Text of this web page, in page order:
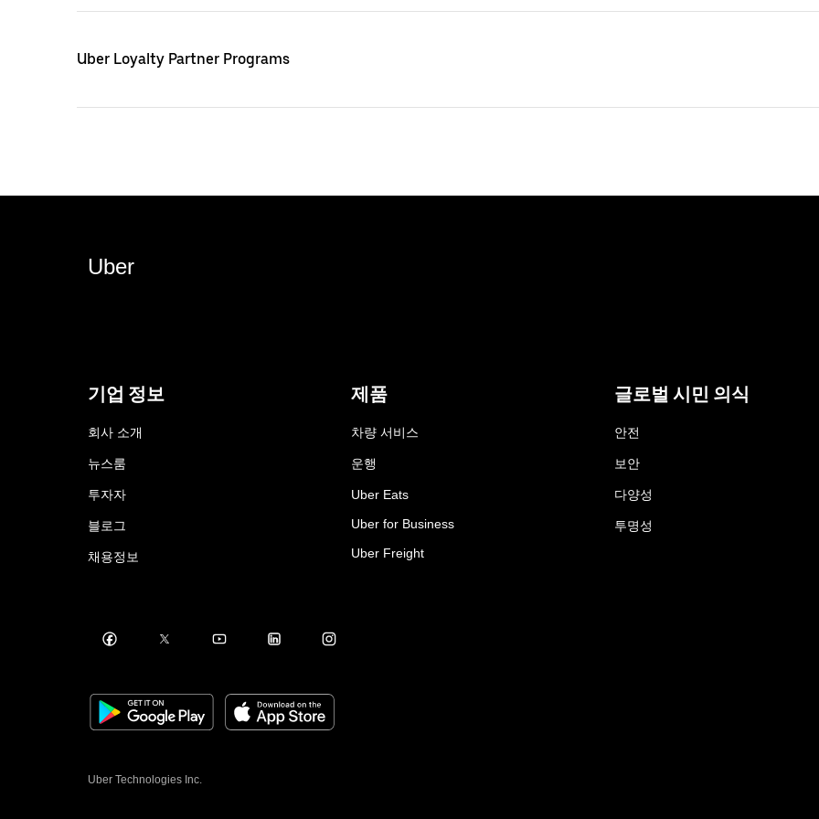
Uber Loyalty Partner Programs
Uber
기업 정보
회사 소개
뉴스룸
투자자
블로그
채용정보
제품
차량 서비스
운행
Uber Eats
Uber for Business
Uber Freight
글로벌 시민 의식
안전
보안
다양성
투명성
Uber Technologies Inc.